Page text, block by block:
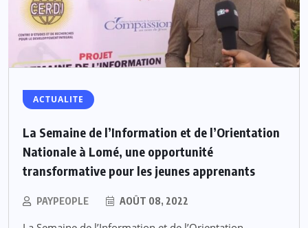
ACTUALITE
La Semaine de l’Information et de l’Orientation
Nationale à Lomé, une opportunité
transformative pour les jeunes apprenants
PAYPEOPLE AOÛT 08, 2022